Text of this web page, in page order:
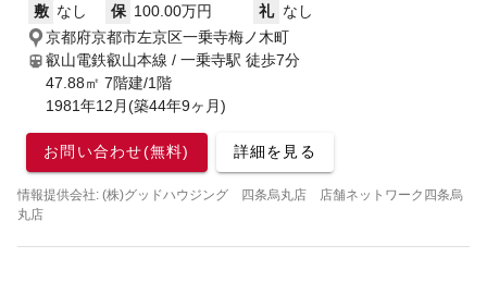
敷 なし 保 100.00万円 礼 なし
京都府京都市左京区一乗寺梅ノ木町
叡山電鉄叡山本線 / 一乗寺駅 徒歩7分
47.88㎡ 7階建/1階
1981年12月(築44年9ヶ月)
お問い合わせ(無料) 詳細を見る
情報提供会社: (株)グッドハウジング 四条烏丸店 店舗ネットワーク四条烏
丸店